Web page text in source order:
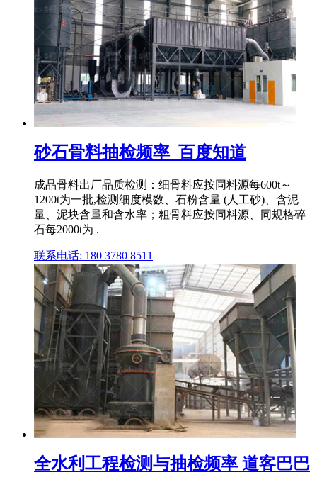
砂石骨料抽检频率_百度知道
成品骨料出厂品质检测：细骨料应按同料源每600t～
1200t为一批,检测细度模数、石粉含量 (人工砂)、含泥
量、泥块含量和含水率；粗骨料应按同料源、同规格碎
石每2000t为 .
联系电话: 180 3780 8511
全水利工程检测与抽检频率 道客巴巴